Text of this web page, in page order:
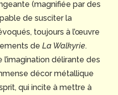
(magnifiée par des
de susciter la
toujours à l’œuvre
de La Walkyrie.
délirante des
décor métallique
qui incite à mettre à